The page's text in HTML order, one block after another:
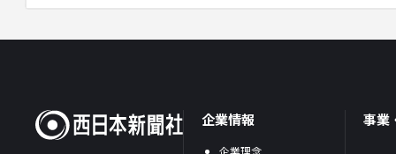
企業情報 事業